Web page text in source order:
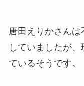
唐田えりかさん
していましたが
ているそうです。